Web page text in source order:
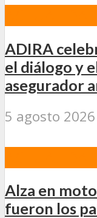
ADIRA
el diálogo y
asegurador
5 agosto 2026
Alza en
fueron los